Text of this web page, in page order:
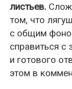
листьев.
том, что
с общим
справиться с
и готового
этом в